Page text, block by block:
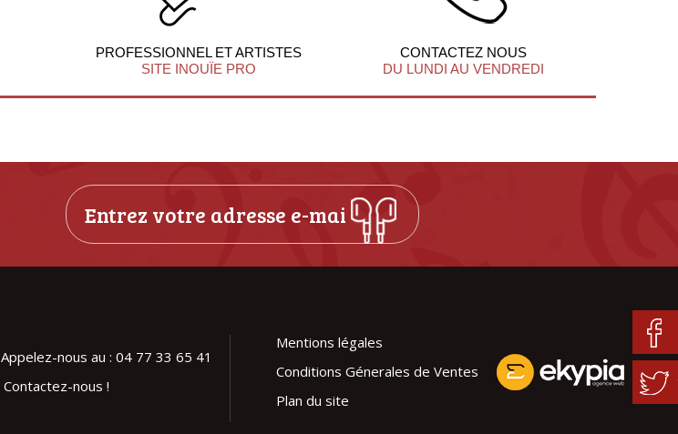
PROFESSIONNEL ET ARTISTES
SITE INOUÏE PRO
CONTACTEZ NOUS
DU LUNDI AU VENDREDI
Appelez-nous au : 04 77 33 65 41
Contactez-nous !
Mentions légales
Conditions Génerales de Ventes
Plan du site